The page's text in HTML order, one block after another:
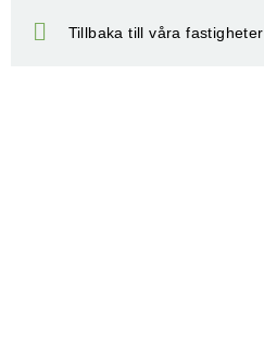
Tillbaka till våra fastigheter